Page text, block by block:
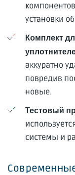
установки
Комплект
аккуратно
повредив
новые.
Тестовый
системы и